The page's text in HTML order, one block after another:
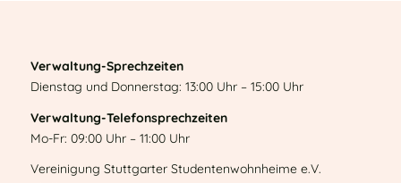
Verwaltung-Sprechzeiten
Dienstag und Donnerstag: 13:00 Uhr – 15:00 Uhr
Verwaltung-Telefonsprechzeiten
Mo-Fr: 09:00 Uhr – 11:00 Uhr
Vereinigung Stuttgarter Studentenwohnheime e.V.